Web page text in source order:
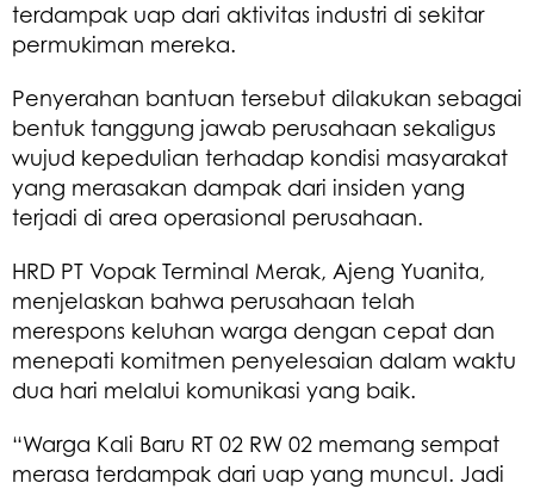
terdampak uap dari aktivitas industri di sekitar
permukiman mereka.
Penyerahan bantuan tersebut dilakukan sebagai
bentuk tanggung jawab perusahaan sekaligus
wujud kepedulian terhadap kondisi masyarakat
yang merasakan dampak dari insiden yang
terjadi di area operasional perusahaan.
HRD PT Vopak Terminal Merak, Ajeng Yuanita,
menjelaskan bahwa perusahaan telah
merespons keluhan warga dengan cepat dan
menepati komitmen penyelesaian dalam waktu
dua hari melalui komunikasi yang baik.
“Warga Kali Baru RT 02 RW 02 memang sempat
merasa terdampak dari uap yang muncul. Jadi